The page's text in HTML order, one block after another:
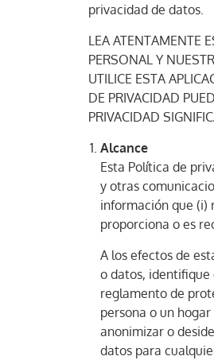
privacidad de datos.
LEA ATENTAMENTE
PERSONAL Y
UTILICE ESTA
DE PRIVACIDAD
PRIVACIDAD
Alcance
Esta Política de
y otras
información que (i)
proporciona o es
A los efectos de
o datos, identifique
reglamento de
persona o un
anonimizar o
datos para